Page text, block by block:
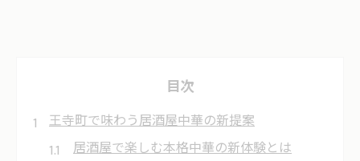
目次
王寺町で味わう居酒屋中華の新提案
居酒屋で楽しむ本格中華の新体験とは